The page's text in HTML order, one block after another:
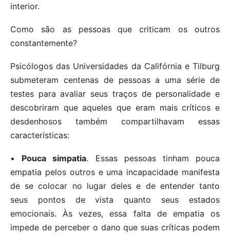
interior.
Como são as pessoas que criticam os outros
constantemente?
Psicólogos das Universidades da Califórnia e Tilburg
submeteram centenas de pessoas a uma série de
testes para avaliar seus traços de personalidade e
descobriram que aqueles que eram mais críticos e
desdenhosos também compartilhavam essas
características:
• Pouca simpatia. Essas pessoas tinham pouca
empatia pelos outros e uma incapacidade manifesta
de se colocar no lugar deles e de entender tanto
seus pontos de vista quanto seus estados
emocionais. Às vezes, essa falta de empatia os
impede de perceber o dano que suas críticas podem